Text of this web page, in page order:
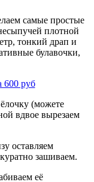
самые простые
плотной
тонкий драп и
булавочки,
(можете
вдвое вырезаем
оставляем
зашиваем.